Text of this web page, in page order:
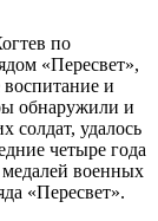
по
«Пересвет»,
и
обнаружили и
солдат, удалось
четыре года
военных
«Пересвет».